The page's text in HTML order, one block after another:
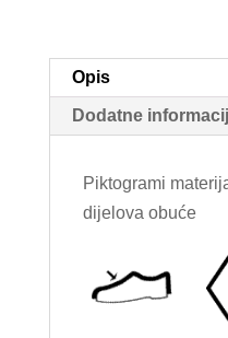
Opis
Dodatne
Piktogrami
dijelova obuće